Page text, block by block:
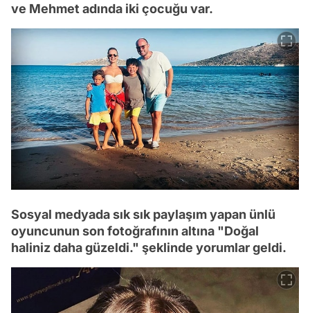
ve Mehmet adında iki çocuğu var.
Sosyal medyada sık sık paylaşım yapan ünlü
oyuncunun son fotoğrafının altına "Doğal
haliniz daha güzeldi." şeklinde yorumlar geldi.